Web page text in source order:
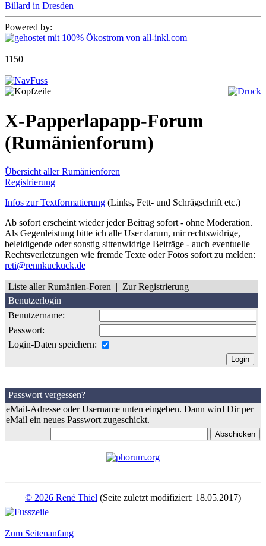
Billard in Dresden
Powered by:
1150
X-Papperlapapp-Forum
(Rumänienforum)
Übersicht aller Rumänienforen
Registrierung
Infos zur Textformatierung (Links, Fett- und Schrägschrift etc.)
Ab sofort erscheint wieder jeder Beitrag sofort - ohne Moderation.
Als Gegenleistung bitte ich alle User darum, mir rechtswidrige,
beleidigende oder sonstig sittenwidrige Beiträge - auch eventuelle
Rechtsverletzungen wie fremde Texte oder Fotos sofort zu melden:
reti@rennkuckuck.de
Liste aller Rumänien-Foren | Zur Registrierung
Benutzerlogin
Benutzername:
Passwort:
Login-Daten speichern:
Passwort vergessen?
eMail-Adresse oder Username unten eingeben. Dann wird Dir per
eMail ein neues Passwort zugeschickt.
© 2026 René Thiel (Seite zuletzt modifiziert: 18.05.2017)
Zum Seitenanfang